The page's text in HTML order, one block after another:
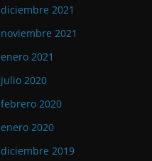
diciembre 2021
noviembre 2021
enero 2021
julio 2020
febrero 2020
enero 2020
diciembre 2019